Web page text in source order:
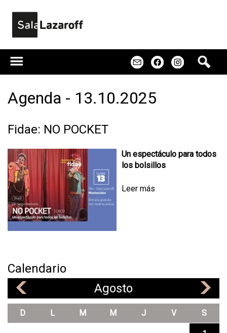
Agenda - 13.10.2025
Fidae: NO POCKET
Un espectáculo para todos
los bolsillos
Leer más
Calendario
Agosto
D L M M J V S
s